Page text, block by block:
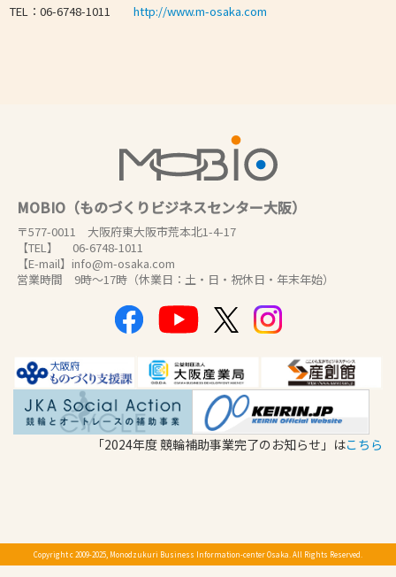
TEL：06-6748-1011http://www.m-osaka.com
MOBIO（ものづくりビジネスセンター大阪）
〒577-0011 大阪府東大阪市荒本北1-4-17
【TEL】 06-6748-1011
【E-mail】info@m-osaka.com
営業時間 9時～17時（休業日：土・日・祝休日・年末年始）
「2024年度 競輪補助事業完了のお知らせ」はこちら
Copyright c 2009-2025, Monodzukuri Business Information-center Osaka. All Rights Reserved.